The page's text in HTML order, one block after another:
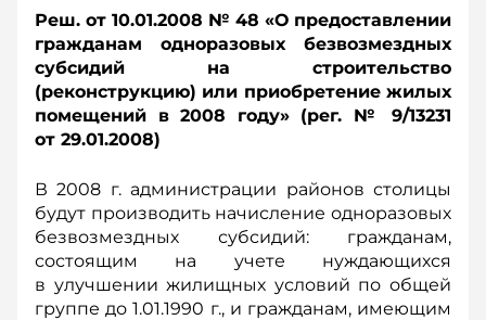
Реш. от 10.01.2008 № 48 «О предоставлении
гражданам одноразовых безвозмездных
субсидий на строительство
(реконструкцию) или приобретение жилых
помещений в 2008 году» (рег. № 9/13231
от 29.01.2008)
В 2008 г. администрации районов столицы
будут производить начисление одноразовых
безвозмездных субсидий: гражданам,
состоящим на учете нуждающихся
в улучшении жилищных условий по общей
группе до 1.01.1990 г., и гражданам, имеющим